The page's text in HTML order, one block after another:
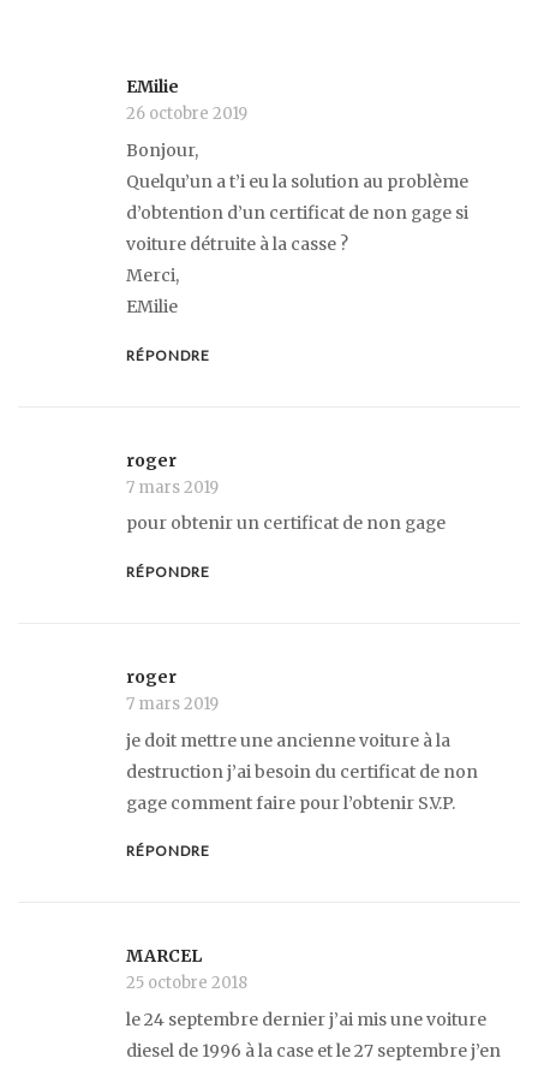
EMilie
26 octobre 2019
Bonjour,
Quelqu’un a t’i eu la solution au problème
d’obtention d’un certificat de non gage si
voiture détruite à la casse ?
Merci,
EMilie
RÉPONDRE
roger
7 mars 2019
pour obtenir un certificat de non gage
RÉPONDRE
roger
7 mars 2019
je doit mettre une ancienne voiture à la
destruction j’ai besoin du certificat de non
gage comment faire pour l’obtenir S.V.P.
RÉPONDRE
MARCEL
25 octobre 2018
le 24 septembre dernier j’ai mis une voiture
diesel de 1996 à la case et le 27 septembre j’en